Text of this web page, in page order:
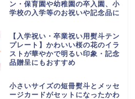
ン・保育園や幼稚園の卒入園、小
学校の入学等のお祝いや記念品に
【入学祝い・卒業祝い用熨斗テン
プレート】かわいい桜の花のイラ
ストが華やかで明るい印象・記念
品贈呈にもおすすめ
小さいサイズの短冊熨斗とメッセ
ージカードがセットになったかわ